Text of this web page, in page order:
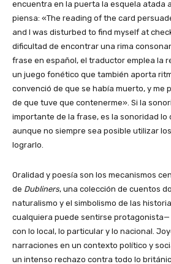
encuentra en la puerta la esquela atada
piensa: «The reading of the card
and I was disturbed to find myself at
dificultad de encontrar una rima
frase en español, el traductor emplea la
un juego fonético que también aporta
convenció de que se había muerto, y me
de que tuve que contenerme». Si la
importante de la frase, es la sonoridad lo
aunque no siempre sea posible utilizar
lograrlo.
Oralidad y poesía son los mecanismos
de Dubliners, una colección de cuentos
naturalismo y el simbolismo de las
cualquiera puede sentirse
con lo local, lo particular y lo nacional.
narraciones en un contexto político y
un intenso rechazo contra todo lo